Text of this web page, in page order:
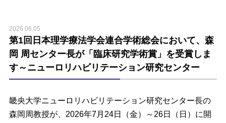
2026.06.05
第1回日本理学療法学会連合学術総会において、森
岡 周センター長が「臨床研究学術賞」を受賞しま
す～ニューロリハビリテーション研究センター
畿央大学ニューロリハビリテーション研究センター長の
森岡周教授が、2026年7月24日（金）～26日（日）に開